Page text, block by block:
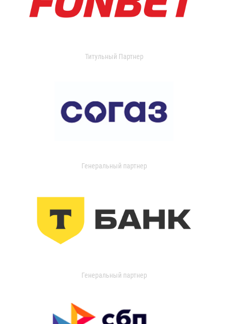
Титульный Партнер
Генеральный партнер
Генеральный партнер